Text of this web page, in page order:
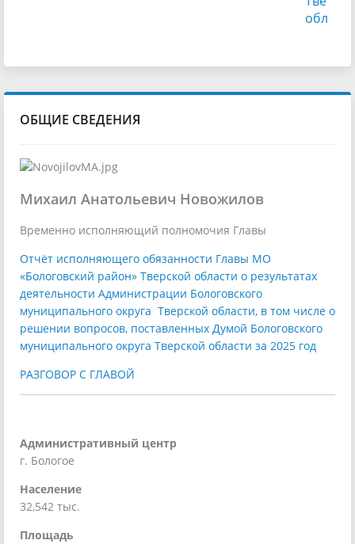
области
ОБЩИЕ СВЕДЕНИЯ
Михаил Анатольевич Новожилов
Временно исполняющий полномочия Главы
Отчёт исполняющего обязанности Главы МО
«Бологовский район» Тверской области о результатах
деятельности Администрации Бологовского
муниципального округа Тверской области, в том числе о
решении вопросов, поставленных Думой Бологовского
муниципального округа Тверской области за 2025 год
РАЗГОВОР С ГЛАВОЙ
Административный центр
г. Бологое
Население
32,542 тыс.
Площадь